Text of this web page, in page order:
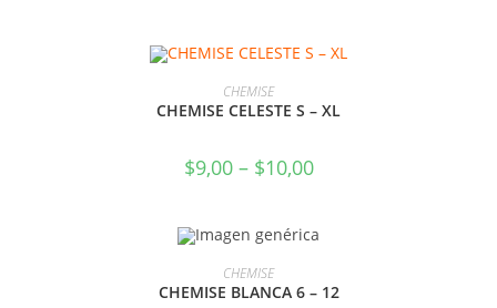
SELECCIONAR OPCIONES
CHEMISE
CHEMISE CELESTE S – XL
$9,00– $10,00
SELECCIONAR OPCIONES
CHEMISE
CHEMISE BLANCA 6 – 12